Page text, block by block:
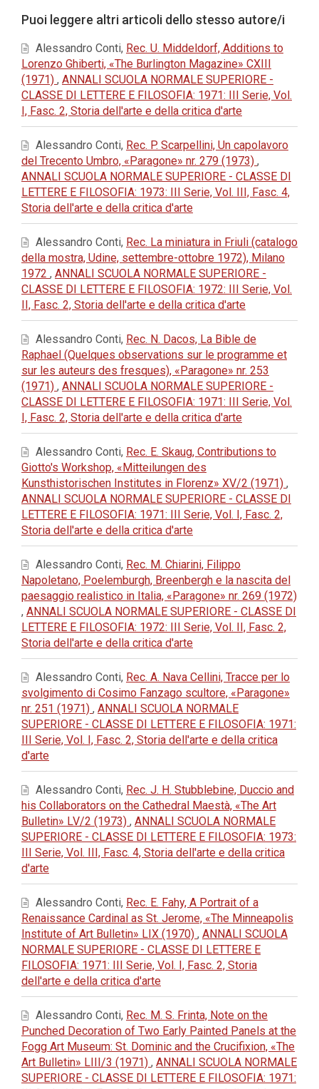
dell'articolo
Puoi leggere altri articoli dello stesso autore/i
Alessandro Conti, Rec. U. Middeldorf, Additions to
Lorenzo Ghiberti, «The Burlington Magazine» CXIII
(1971) , ANNALI SCUOLA NORMALE SUPERIORE -
CLASSE DI LETTERE E FILOSOFIA: 1971: III Serie, Vol.
I, Fasc. 2, Storia dell'arte e della critica d'arte
Alessandro Conti, Rec. P. Scarpellini, Un capolavoro
del Trecento Umbro, «Paragone» nr. 279 (1973) ,
ANNALI SCUOLA NORMALE SUPERIORE - CLASSE DI
LETTERE E FILOSOFIA: 1973: III Serie, Vol. III, Fasc. 4,
Storia dell'arte e della critica d'arte
Alessandro Conti, Rec. La miniatura in Friuli (catalogo
della mostra, Udine, settembre-ottobre 1972), Milano
1972 , ANNALI SCUOLA NORMALE SUPERIORE -
CLASSE DI LETTERE E FILOSOFIA: 1972: III Serie, Vol.
II, Fasc. 2, Storia dell'arte e della critica d'arte
Alessandro Conti, Rec. N. Dacos, La Bible de
Raphael (Quelques observations sur le programme et
sur les auteurs des fresques), «Paragone» nr. 253
(1971) , ANNALI SCUOLA NORMALE SUPERIORE -
CLASSE DI LETTERE E FILOSOFIA: 1971: III Serie, Vol.
I, Fasc. 2, Storia dell'arte e della critica d'arte
Alessandro Conti, Rec. E. Skaug, Contributions to
Giotto's Workshop, «Mitteilungen des
Kunsthistorischen Institutes in Florenz» XV/2 (1971) ,
ANNALI SCUOLA NORMALE SUPERIORE - CLASSE DI
LETTERE E FILOSOFIA: 1971: III Serie, Vol. I, Fasc. 2,
Storia dell'arte e della critica d'arte
Alessandro Conti, Rec. M. Chiarini, Filippo
Napoletano, Poelemburgh, Breenbergh e la nascita del
paesaggio realistico in Italia, «Paragone» nr. 269 (1972)
, ANNALI SCUOLA NORMALE SUPERIORE - CLASSE DI
LETTERE E FILOSOFIA: 1972: III Serie, Vol. II, Fasc. 2,
Storia dell'arte e della critica d'arte
Alessandro Conti, Rec. A. Nava Cellini, Tracce per lo
svolgimento di Cosimo Fanzago scultore, «Paragone»
nr. 251 (1971) , ANNALI SCUOLA NORMALE
SUPERIORE - CLASSE DI LETTERE E FILOSOFIA: 1971:
III Serie, Vol. I, Fasc. 2, Storia dell'arte e della critica
d'arte
Alessandro Conti, Rec. J. H. Stubblebine, Duccio and
his Collaborators on the Cathedral Maestà, «The Art
Bulletin» LV/2 (1973) , ANNALI SCUOLA NORMALE
SUPERIORE - CLASSE DI LETTERE E FILOSOFIA: 1973:
III Serie, Vol. III, Fasc. 4, Storia dell'arte e della critica
d'arte
Alessandro Conti, Rec. E. Fahy, A Portrait of a
Renaissance Cardinal as St. Jerome, «The Minneapolis
Institute of Art Bulletin» LIX (1970) , ANNALI SCUOLA
NORMALE SUPERIORE - CLASSE DI LETTERE E
FILOSOFIA: 1971: III Serie, Vol. I, Fasc. 2, Storia
dell'arte e della critica d'arte
Alessandro Conti, Rec. M. S. Frinta, Note on the
Punched Decoration of Two Early Painted Panels at the
Fogg Art Museum: St. Dominic and the Crucifixion, «The
Art Bulletin» LIII/3 (1971) , ANNALI SCUOLA NORMALE
SUPERIORE - CLASSE DI LETTERE E FILOSOFIA: 1971: